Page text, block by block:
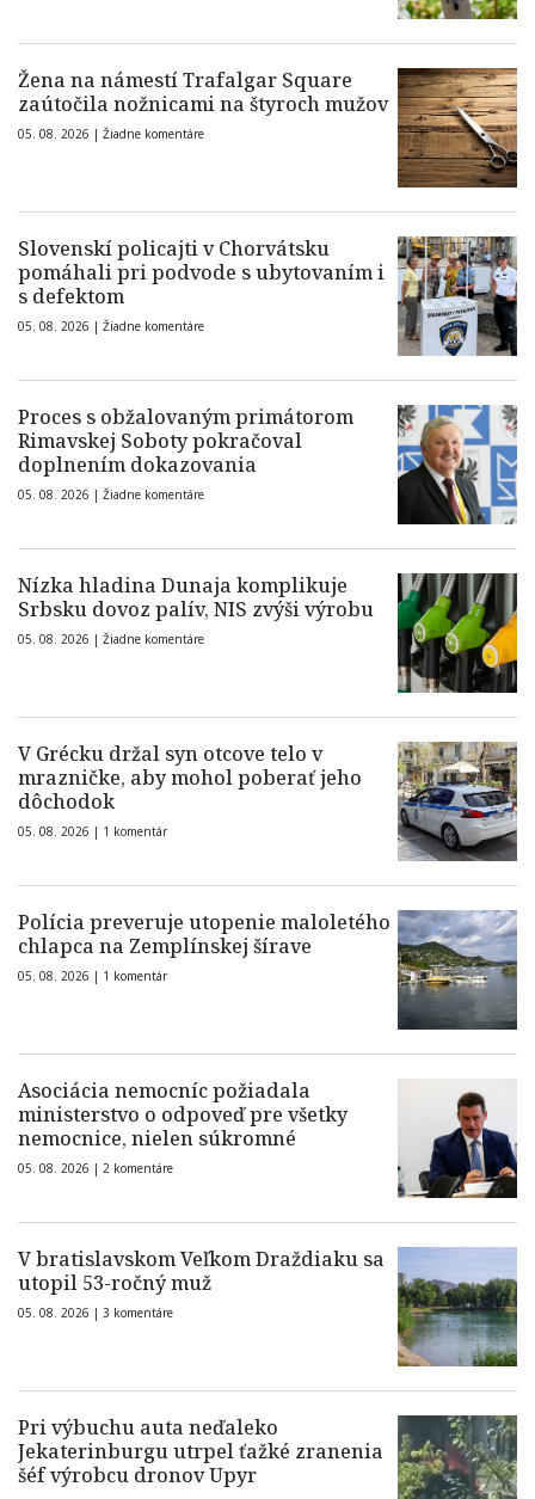
Žena na námestí Trafalgar Square
zaútočila nožnicami na štyroch mužov
05. 08. 2026 | Žiadne komentáre
Slovenskí policajti v Chorvátsku
pomáhali pri podvode s ubytovaním i
s defektom
05. 08. 2026 | Žiadne komentáre
Proces s obžalovaným primátorom
Rimavskej Soboty pokračoval
doplnením dokazovania
05. 08. 2026 | Žiadne komentáre
Nízka hladina Dunaja komplikuje
Srbsku dovoz palív, NIS zvýši výrobu
05. 08. 2026 | Žiadne komentáre
V Grécku držal syn otcove telo v
mrazničke, aby mohol poberať jeho
dôchodok
05. 08. 2026 | 1 komentár
Polícia preveruje utopenie maloletého
chlapca na Zemplínskej šírave
05. 08. 2026 | 1 komentár
Asociácia nemocníc požiadala
ministerstvo o odpoveď pre všetky
nemocnice, nielen súkromné
05. 08. 2026 | 2 komentáre
V bratislavskom Veľkom Draždiaku sa
utopil 53-ročný muž
05. 08. 2026 | 3 komentáre
Pri výbuchu auta neďaleko
Jekaterinburgu utrpel ťažké zranenia
šéf výrobcu dronov Upyr